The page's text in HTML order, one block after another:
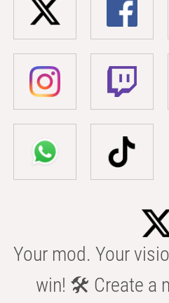
Your mod. Your
win! 🛠️ Create a